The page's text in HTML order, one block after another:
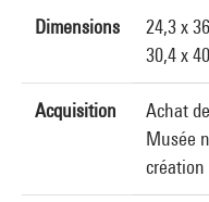
Dimensions
24,3 x
30,4 x
Acquisition
Achat
Musée